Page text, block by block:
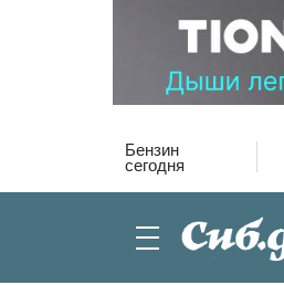
Бензин
сегодня